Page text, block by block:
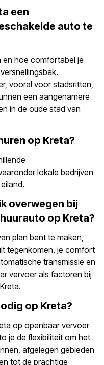
een
auto te
en hoe comfortabel je
vooral voor stadsritten,
een aangenamere
in de oude stad van
op Kreta?
lokale bedrijven
overwegen bij
op Kreta?
plan bent te maken,
tegenkomen, je comfort
transmissie en
vervoer als factoren bij
op Kreta?
op openbaar vervoer
je de flexibiliteit om het
afgelegen gebieden
tot de prachtige